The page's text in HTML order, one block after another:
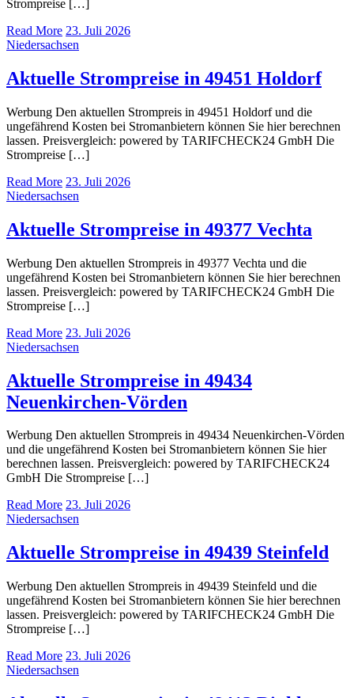
Strompreise […]
Read More 23. Juli 2026
Niedersachsen
Aktuelle Strompreise in 49451 Holdorf
Werbung Den aktuellen Strompreis in 49451 Holdorf und die
ungefährend Kosten bei Stromanbietern können Sie hier berechnen
lassen. Preisvergleich: powered by TARIFCHECK24 GmbH Die
Strompreise […]
Read More 23. Juli 2026
Niedersachsen
Aktuelle Strompreise in 49377 Vechta
Werbung Den aktuellen Strompreis in 49377 Vechta und die
ungefährend Kosten bei Stromanbietern können Sie hier berechnen
lassen. Preisvergleich: powered by TARIFCHECK24 GmbH Die
Strompreise […]
Read More 23. Juli 2026
Niedersachsen
Aktuelle Strompreise in 49434
Neuenkirchen-Vörden
Werbung Den aktuellen Strompreis in 49434 Neuenkirchen-Vörden
und die ungefährend Kosten bei Stromanbietern können Sie hier
berechnen lassen. Preisvergleich: powered by TARIFCHECK24
GmbH Die Strompreise […]
Read More 23. Juli 2026
Niedersachsen
Aktuelle Strompreise in 49439 Steinfeld
Werbung Den aktuellen Strompreis in 49439 Steinfeld und die
ungefährend Kosten bei Stromanbietern können Sie hier berechnen
lassen. Preisvergleich: powered by TARIFCHECK24 GmbH Die
Strompreise […]
Read More 23. Juli 2026
Niedersachsen